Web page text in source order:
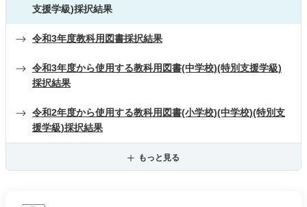
支援学級)採択結果
令和3年度教科用図書採択結果
令和3年度から使用する教科用図書(中学校)(特別支援学級)
採択結果
令和2年度から使用する教科用図書(小学校)(中学校)(特別支
援学級)採択結果
もっと見る